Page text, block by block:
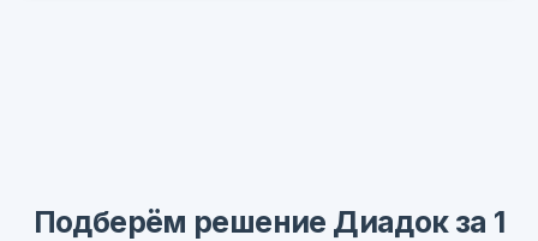
Подберём решение Диадок за 1